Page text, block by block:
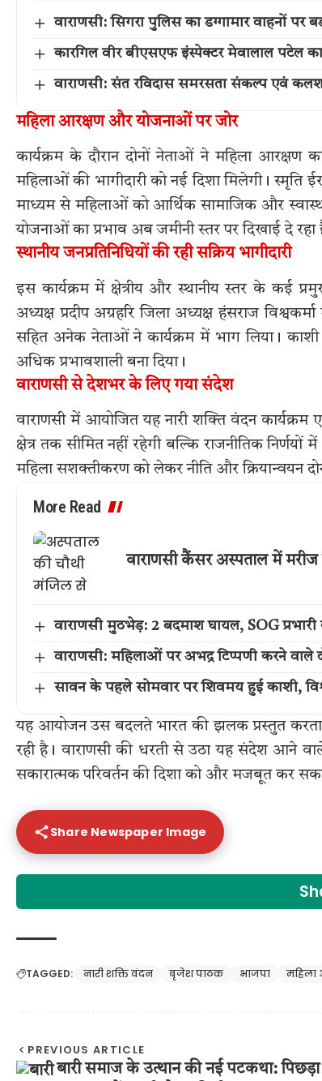
वाराणसी: सिगरा पुलिस का डग्गामार वाहनों
कारगिल वीर बीएसएफ इंस्पेक्टर मेवालाल पटेल
वाराणसी: संत रविदास समरसता संकल्प एवं
महिला आरक्षण और योजनाओं पर जोर
कार्यक्रम के दौरान दोनों नेताओं ने महिला
महिलाओं की भागीदारी को नई दिशा मिलेगी।
माध्यम से महिलाओं को आर्थिक सामाजिक और
योजनाओं का प्रभाव अब जमीनी स्तर पर दिखाई दे
स्थानीय जनप्रतिनिधियों की रही सक्रिय भागीदारी
इस कार्यक्रम में क्षेत्रीय और स्थानीय स्तर के कई
अध्यक्ष प्रदीप अग्रहरि जिला अध्यक्ष हंसराज
सहित अनेक नेताओं ने कार्यक्रम में भाग लिया। काशी
अधिक प्रभावशाली बना दिया।
वाराणसी से देशभर के लिए गया संदेश
वाराणसी में आयोजित यह नारी शक्ति वंदन
क्षेत्र तक सीमित नहीं रहेगी बल्कि राजनीतिक
महिला सशक्तीकरण को लेकर नीति और क्रियान्वयन
More Read
वाराणसी कैंसर अस्पताल में
वाराणसी मुठभेड़: 2 बदमाश घायल, SOG
वाराणसी: महिलाओं पर अभद्र टिप्पणी करने वाले
सावन के पहले सोमवार पर शिवमय हुई काशी,
यह आयोजन उस बदलते भारत की झलक प्रस्तुत करता
रही है। वाराणसी की धरती से उठा यह संदेश आने
सकारात्मक परिवर्तन की दिशा को और मजबूत कर
Share Newspaper Image
TAGGED: नारी शक्ति वंदन बृजेश पाठक भाजपा महिला
PREVIOUS ARTICLE
बारी समाज के उत्थान की नई पटकथा: